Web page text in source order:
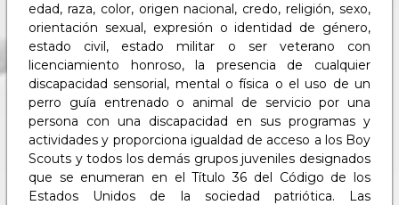
edad, raza, color, origen nacional, credo, religión, sexo,
orientación sexual, expresión o identidad de género,
estado civil, estado militar o ser veterano con
licenciamiento honroso, la presencia de cualquier
discapacidad sensorial, mental o física o el uso de un
perro guía entrenado o animal de servicio por una
persona con una discapacidad en sus programas y
actividades y proporciona igualdad de acceso a los Boy
Scouts y todos los demás grupos juveniles designados
que se enumeran en el Título 36 del Código de los
Estados Unidos de la sociedad patriótica. Las